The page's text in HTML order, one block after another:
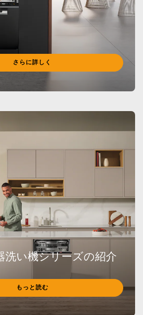
さらに詳しく
洗い機シリーズの紹介
もっと読む